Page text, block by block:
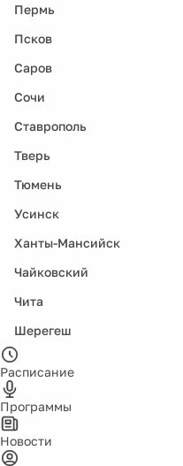
Пермь
Псков
Саров
Сочи
Ставрополь
Тверь
Тюмень
Усинск
Ханты-Мансийск
Чайковский
Чита
Шерегеш
Расписание
Программы
Новости